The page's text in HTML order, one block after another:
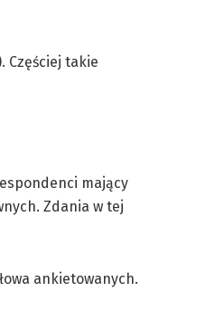
Częściej takie
mający
Zdania w tej
ankietowanych.